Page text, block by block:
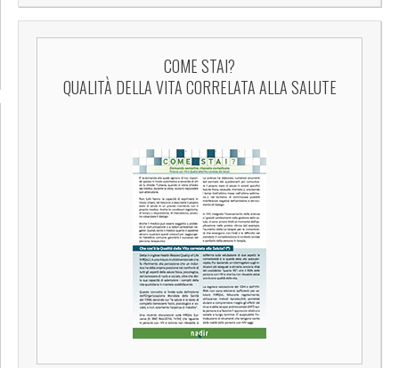
COME STAI?
QUALITÀ DELLA VITA CORRELATA ALLA SALUTE